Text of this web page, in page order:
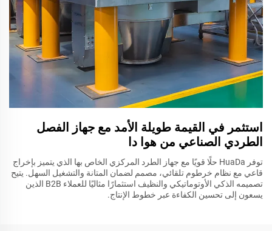
استثمر في القيمة طويلة الأمد مع جهاز الفصل
الطردي الصناعي من هوا دا
توفر HuaDa حلًا قويًا مع جهاز الطرد المركزي الخاص بها الذي يتميز بإخراج
قاعي مع نظام خرطوم تلقائي، مصمم لضمان المتانة والتشغيل السهل. يتيح
تصميمه الذكي الأوتوماتيكي والنظيف استثمارًا مثاليًا للعملاء B2B الذين
يسعون إلى تحسين الكفاءة عبر خطوط الإنتاج.